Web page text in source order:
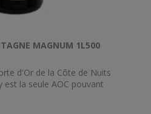
MAGNUM 1L500
d'Or de la Côte de Nuits
est la seule AOC pouvant